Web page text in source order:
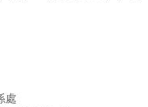
處